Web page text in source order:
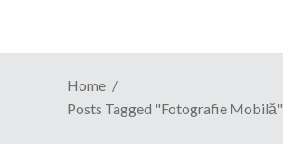
Home
Posts Tagged "fotografie Mobilă"